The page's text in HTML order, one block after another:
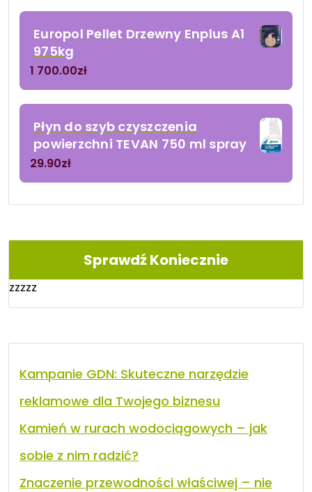
Europol Pellet Drzewny Enplus A1
975kg
1 700.00zł
Płyn do szyb czyszczenia
powierzchni TEVAN 750 ml spray
29.90zł
Sprawdź Koniecznie
zzzzz
Kampanie GDN: Skuteczne narzędzie
reklamowe dla Twojego biznesu
Kamień w rurach wodociągowych – jak
sobie z nim radzić?
Znaczenie przewodności właściwej – nie